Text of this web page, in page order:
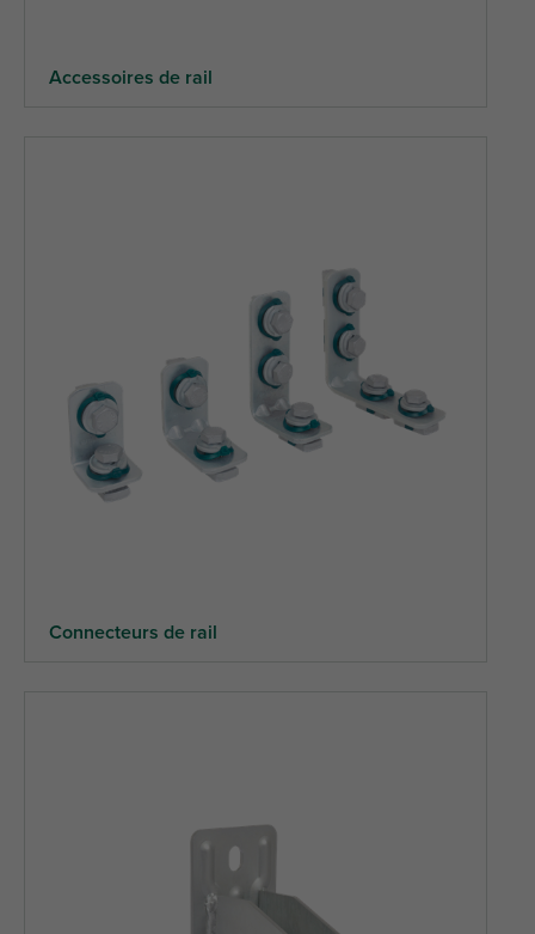
Accessoires de rail
Connecteurs de rail